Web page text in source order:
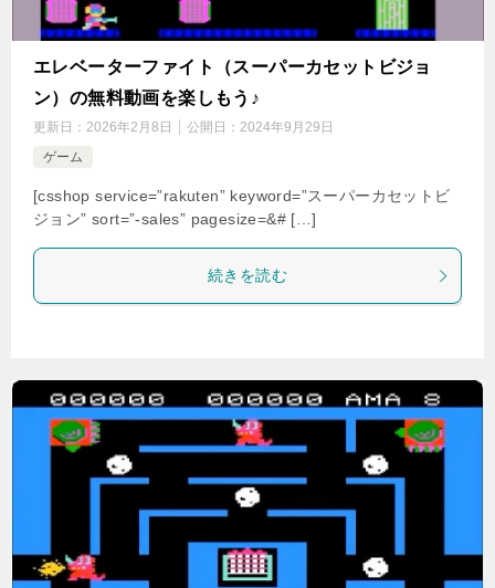
エレベーターファイト（スーパーカセットビジョ
ン）の無料動画を楽しもう♪
更新日： 2026年2月8日 公開日： 2024年9月29日
ゲーム
[csshop service=”rakuten” keyword=”スーパーカセットビ
ジョン” sort=”-sales” pagesize=&# […]
続きを読む